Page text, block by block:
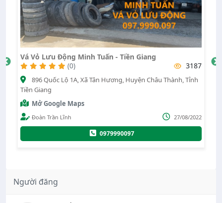
Vá Vỏ Lưu Động Minh Tuấn - Tiền Giang
(0)
3187
896 Quốc Lộ 1A, Xã Tân Hương, Huyện Châu Thành, Tỉnh
Tiền Giang
Mở Google Maps
Đoàn Trần Lĩnh 27/08/2022
0979990097
Người đăng